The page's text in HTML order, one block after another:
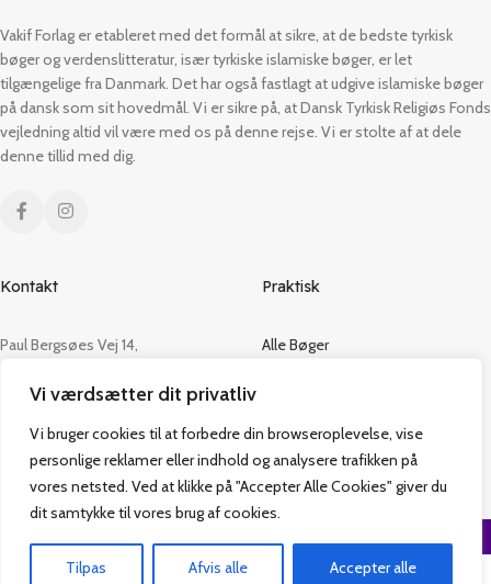
Vi værdsætter dit privatliv
Vi bruger cookies til at forbedre din browseroplevelse, vise
personlige reklamer eller indhold og analysere trafikken på
vores netsted. Ved at klikke på "Accepter Alle Cookies" giver du
dit samtykke til vores brug af cookies.
Tilpas Afvis alle Accepter alle
Vakif Forlag er etableret med det formål at sikre, at de bedste tyrkisk
bøger og verdenslitteratur, især tyrkiske islamiske bøger, er let
tilgængelige fra Danmark. Det har også fastlagt at udgive islamiske bøger
på dansk som sit hovedmål. Vi er sikre på, at Dansk Tyrkisk Religiøs Fonds
vejledning altid vil være med os på denne rejse. Vi er stolte af at dele
denne tillid med dig.
Kontakt
Paul Bergsøes Vej 14,
CVR: 42813915
admin@vakifforlag.dk
+45 26 24 2354
Praktisk
Alle Bøger
Kontakt